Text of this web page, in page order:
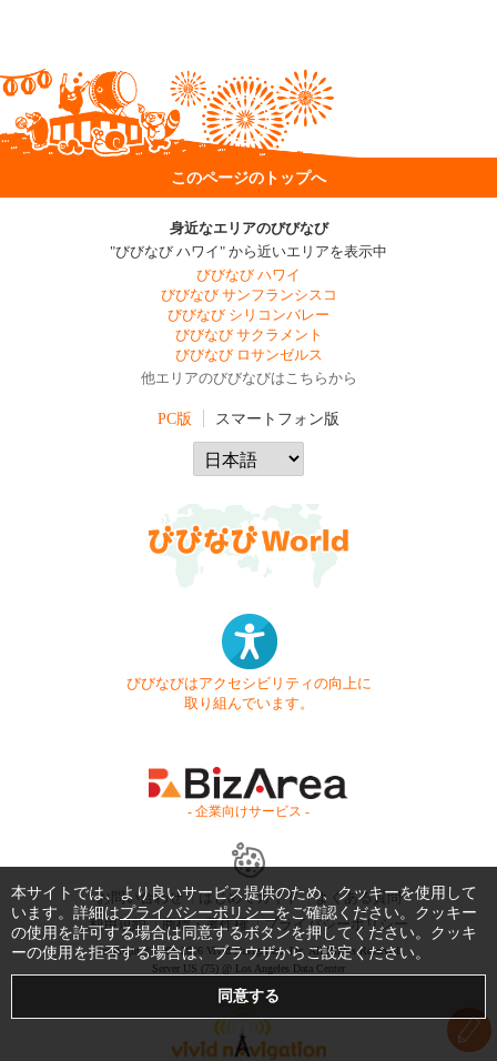
このページのトップへ
身近なエリアのびびなび
"びびなび ハワイ" から近いエリアを表示中
びびなび ハワイ
びびなび サンフランシスコ
びびなび シリコンバレー
びびなび サクラメント
びびなび ロサンゼルス
他エリアのびびなびはこちらから
PC版 スマートフォン版
びびなびはアクセシビリティの向上に
取り組んでいます。
- 企業向けサービス -
お問い合わせ はじめてガイド
よくある質問
利用規約
商標・著作権 プライバシーポリシー
Copyright © 1999-2026 Vivid Navigation, Inc. All Rights Reserved.
Server US (75) @ Los Angeles Data Center
本サイトでは、より良いサービス提供のため、クッキーを使用して
います。詳細はプライバシーポリシーをご確認ください。クッキー
の使用を許可する場合は同意するボタンを押してください。クッキ
ーの使用を拒否する場合は、ブラウザからご設定ください。